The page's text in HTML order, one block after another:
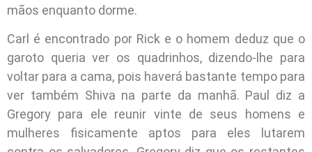
mãos enquanto dorme.
Carl é encontrado por Rick e o homem deduz que o
garoto queria ver os quadrinhos, dizendo-lhe para
voltar para a cama, pois haverá bastante tempo para
ver também Shiva na parte da manhã. Paul diz a
Gregory para ele reunir vinte de seus homens e
mulheres fisicamente aptos para eles lutarem